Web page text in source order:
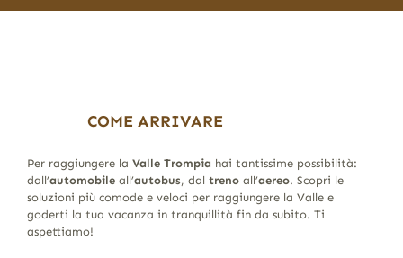
COME ARRIVARE
Per raggiungere la Valle Trompia hai tantissime possibilità:
dall’automobileall’autobus, dal trenoall’aereo. Scopri le
soluzioni più comode e veloci per raggiungere la Valle e
goderti la tua vacanza in tranquillità fin da subito. Ti
aspettiamo!